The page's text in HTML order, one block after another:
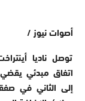
أصوات نيوز /
توصل ناديا
اتفاق مبدئي يقضي